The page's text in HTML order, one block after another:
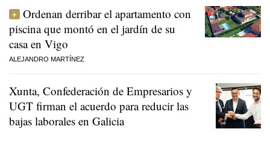
Ordenan derribar el apartamento con
piscina que montó en el jardín de su
casa en Vigo
ALEJANDRO MARTÍNEZ
Xunta, Confederación de Empresarios y
UGT firman el acuerdo para reducir las
bajas laborales en Galicia